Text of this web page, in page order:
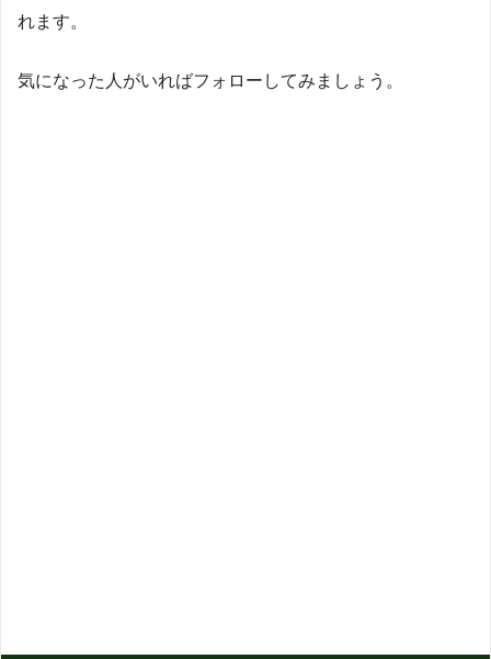
れます。
気になった人がいればフォローしてみましょう。